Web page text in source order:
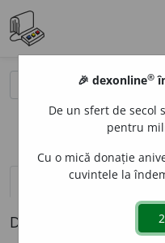
definiții (1)
Definiția cu ID-ul
🎉 dexonline®
De un sfert de secol
pentru
Cu o mică donație
cuvintele la